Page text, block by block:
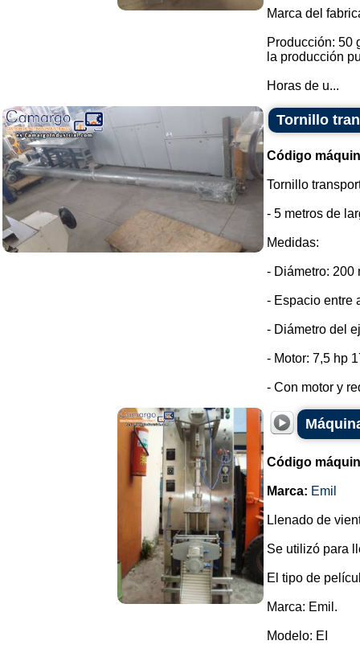
Marca del
Producción: 50
la producción
Horas de u...
Tornillo
Código
Tornillo
- 5 metros de
Medidas:
- Diámetro: 200
- Espacio entre
- Diámetro del
- Motor: 7,5 hp
- Con motor y
Código
Marca: Emil
Llenado de
Se utilizó para
El tipo de
Marca: Emil.
Modelo: EI